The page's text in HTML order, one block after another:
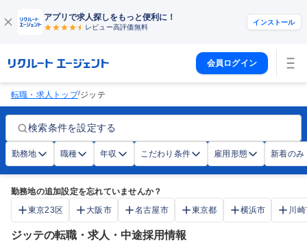
アプリで求人探しをもっと便利に！
レビュー高評価無料
インストール
会員ログイン
転職・求人トップ/ジッテ
検索条件を設定する
勤務地 職種 年収 こだわり条件 雇用形態 新着のみ
勤務地の追加設定を忘れていませんか？
東京23区
大阪市 名古屋市 東京都 横浜市 川
ジッテの転職・求人・中途採用情報